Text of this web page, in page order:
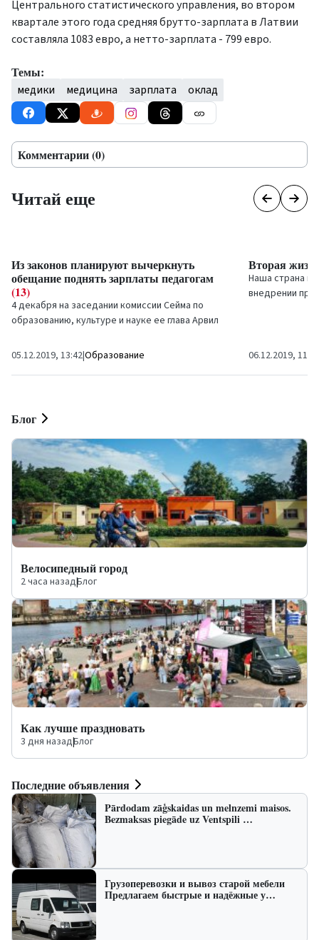
Центрального статистического управления, во втором
квартале этого года средняя брутто-зарплата в Латвии
составляла 1083 евро, а нетто-зарплата - 799 евро.
Темы:
медики медицина зарплата оклад
Комментарии (0)
Читай еще
Из законов планируют вычеркнуть
обещание поднять зарплаты педагогам
(13)
4 декабря на заседании комиссии Сейма по
образованию, культуре и науке ее глава Арвил
05.12.2019, 13:42|Образование
Вторая
Наша страна
внедрении
06.12.2019, 11:17
Блог
Велосипедный город
2 часа назад|Блог
Как лучше праздновать
3 дня назад|Блог
Последние объявления
Pārdodam zāģskaidas un melnzemi maisos.
Bezmaksas piegāde uz Ventspili …
Грузоперевозки и вывоз старой мебели
Предлагаем быстрые и надёжные у…